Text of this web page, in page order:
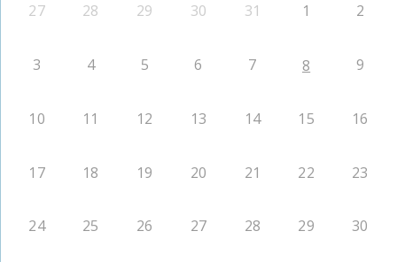
27 28 29 30 31 1 2
3 4 5 6 7 8 9
10 11 12 13 14 15 16
17 18 19 20 21 22 23
24 25 26 27 28 29 30